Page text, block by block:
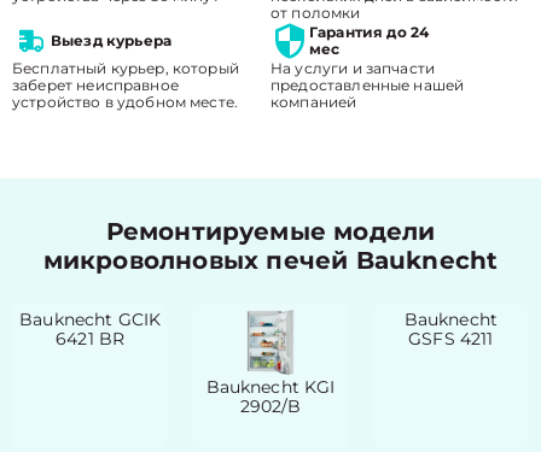
от поломки
Выезд курьера
Бесплатный курьер, который
заберет неисправное
устройство в удобном месте.
Гарантия до 24
мес
На услуги и запчасти
предоставленные нашей
компанией
Ремонтируемые модели
микроволновых печей Bauknecht
Bauknecht GCIK
6421 BR
Bauknecht KGI
2902/B
Bauknecht
GSFS 4211